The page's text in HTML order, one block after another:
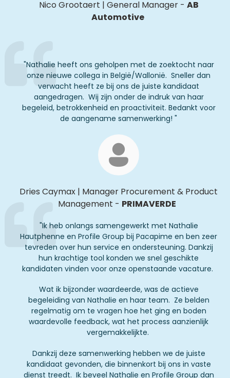
Nico Grootaert | General Manager - AB
Automotive
"Nathalie heeft ons geholpen met de zoektocht naar
onze nieuwe collega in België/Wallonië. Sneller dan
verwacht heeft ze bij ons de juiste kandidaat
aangedragen. Wij zijn onder de indruk van haar
begeleid, betrokkenheid en proactiviteit. Bedankt voor
de aangename samenwerking! "
Dries Caymax | Manager Procurement & Product
Management - PRIMAVERDE
"Ik heb onlangs samengewerkt met Nathalie
Hautphenne en Profile Group bij Pacapime en ben zeer
tevreden over hun service en ondersteuning. Dankzij
hun krachtige tool konden we snel geschikte
kandidaten vinden voor onze openstaande vacature.
Wat ik bijzonder waardeerde, was de actieve
begeleiding van Nathalie en haar team. Ze belden
regelmatig om te vragen hoe het ging en boden
waardevolle feedback, wat het process aanzienlijk
vergemakkelijkte.
Dankzij deze samenwerking hebben we de juiste
kandidaat gevonden, die binnenkort bij ons in vaste
dienst treedt. Ik beveel Nathalie en Profile Group dan